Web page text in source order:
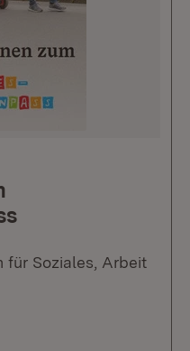
für Soziales, Arbeit